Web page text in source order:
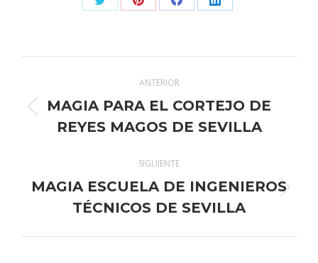
Share
X
Share
Pinterest
Share
Facebook
Share
LinkedIn
entre
publicaciones
ANTERIOR
Publicación
anterior:
MAGIA PARA EL CORTEJO DE
REYES MAGOS DE SEVILLA
SIGUIENTE
Publicación
siguiente:
MAGIA ESCUELA DE INGENIEROS
TÉCNICOS DE SEVILLA